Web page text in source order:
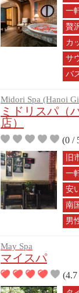
一
贅
カ
サ
バ
Midori Spa (Hanoi
ミドリスパ（
店）
(0 /
旧
一
安
南
男
May Spa
マイスパ
(4.7